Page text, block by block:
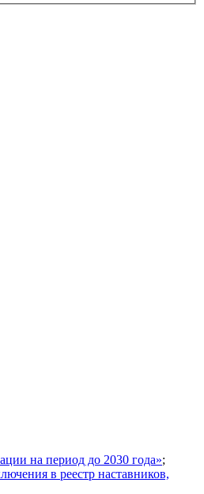
на период до 2030 года»;
в реестр наставников,